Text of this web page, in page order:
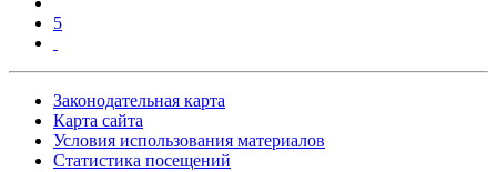
5
Законодательная карта
Карта сайта
Условия использования материалов
Статистика посещений